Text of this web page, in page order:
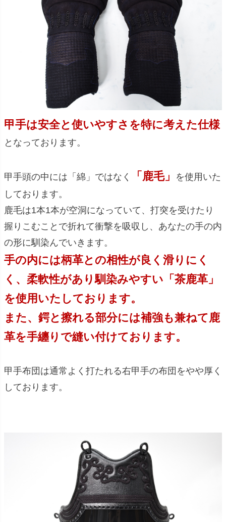
甲手は安全と使いやすさを特に考えた仕様
となっております。
甲手頭の中には「綿」ではなく 「鹿毛」
を使用いた
しております。
鹿毛は1本1本が空洞になっていて、打突を受けたり
握りこむことで折れて衝撃を吸収し、あなたの手の内
の形に馴染んでいきます。
手の内には柄革との相性が良く滑りにく
く、柔軟性があり馴染みやすい「茶鹿革」
を使用いたしております。
また、鍔と擦れる部分には補強も兼ねて鹿
革を手纏りで縫い付けております。
甲手布団は通常よく打たれる右甲手の布団をやや厚く
しております。